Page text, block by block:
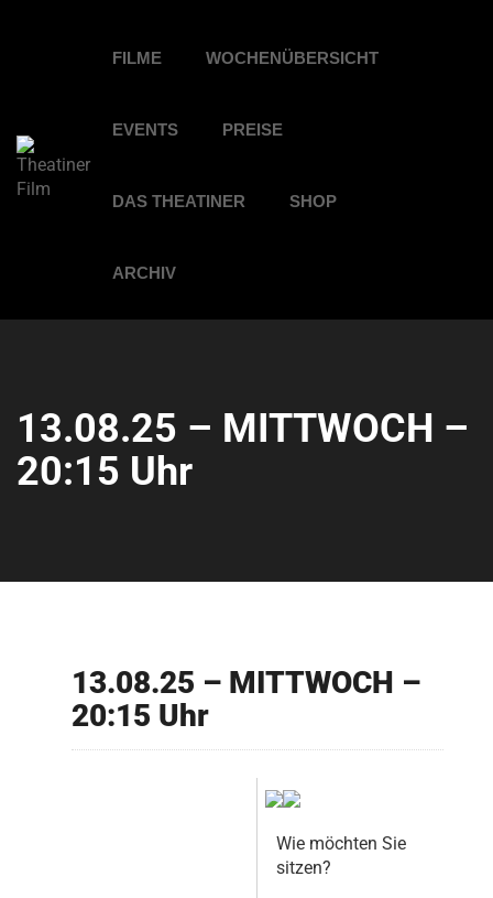
FILME WOCHENÜBERSICHT
EVENTS PREISE
DAS THEATINER SHOP
ARCHIV
13.08.25 – MITTWOCH –
20:15 Uhr
13.08.25 – MITTWOCH –
20:15 Uhr
Wie möchten Sie
sitzen?